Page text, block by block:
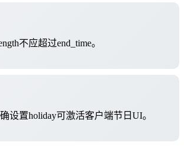
不应超过end_time。
设置holiday可激活客户端节日UI。